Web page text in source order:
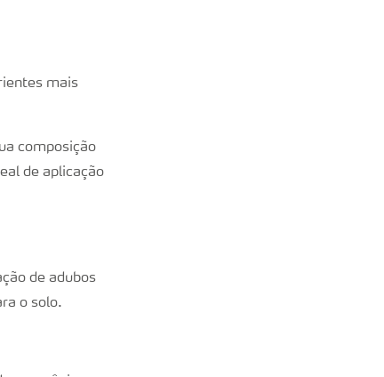
mais
composição
de aplicação
de adubos
o solo.